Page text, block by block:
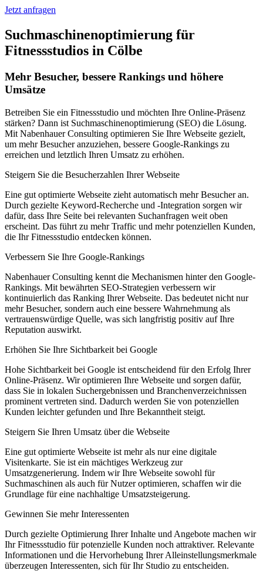
Jetzt anfragen
Suchmaschinenoptimierung für
Fitnessstudios in Cölbe
Mehr Besucher, bessere Rankings und höhere
Umsätze
Betreiben Sie ein Fitnessstudio und möchten Ihre Online-Präsenz
stärken? Dann ist Suchmaschinenoptimierung (SEO) die Lösung.
Mit Nabenhauer Consulting optimieren Sie Ihre Webseite gezielt,
um mehr Besucher anzuziehen, bessere Google-Rankings zu
erreichen und letztlich Ihren Umsatz zu erhöhen.
Steigern Sie die Besucherzahlen Ihrer Webseite
Eine gut optimierte Webseite zieht automatisch mehr Besucher an.
Durch gezielte Keyword-Recherche und -Integration sorgen wir
dafür, dass Ihre Seite bei relevanten Suchanfragen weit oben
erscheint. Das führt zu mehr Traffic und mehr potenziellen Kunden,
die Ihr Fitnessstudio entdecken können.
Verbessern Sie Ihre Google-Rankings
Nabenhauer Consulting kennt die Mechanismen hinter den Google-
Rankings. Mit bewährten SEO-Strategien verbessern wir
kontinuierlich das Ranking Ihrer Webseite. Das bedeutet nicht nur
mehr Besucher, sondern auch eine bessere Wahrnehmung als
vertrauenswürdige Quelle, was sich langfristig positiv auf Ihre
Reputation auswirkt.
Erhöhen Sie Ihre Sichtbarkeit bei Google
Hohe Sichtbarkeit bei Google ist entscheidend für den Erfolg Ihrer
Online-Präsenz. Wir optimieren Ihre Webseite und sorgen dafür,
dass Sie in lokalen Suchergebnissen und Branchenverzeichnissen
prominent vertreten sind. Dadurch werden Sie von potenziellen
Kunden leichter gefunden und Ihre Bekanntheit steigt.
Steigern Sie Ihren Umsatz über die Webseite
Eine gut optimierte Webseite ist mehr als nur eine digitale
Visitenkarte. Sie ist ein mächtiges Werkzeug zur
Umsatzgenerierung. Indem wir Ihre Webseite sowohl für
Suchmaschinen als auch für Nutzer optimieren, schaffen wir die
Grundlage für eine nachhaltige Umsatzsteigerung.
Gewinnen Sie mehr Interessenten
Durch gezielte Optimierung Ihrer Inhalte und Angebote machen wir
Ihr Fitnessstudio für potenzielle Kunden noch attraktiver. Relevante
Informationen und die Hervorhebung Ihrer Alleinstellungsmerkmale
überzeugen Interessenten, sich für Ihr Studio zu entscheiden.